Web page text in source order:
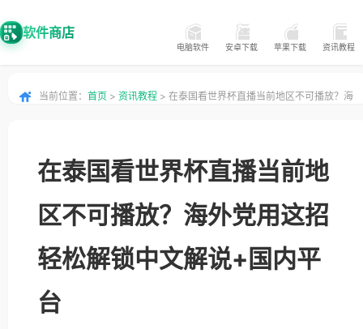
软件商店
电脑软件 安卓下载 苹果下载 资讯教程
当前位置： 首页 > 资讯教程 > 在泰国看世界杯直播当前地区不可播放？海
在泰国看世界杯直播当前地
区不可播放？海外党用这招
轻松解锁中文解说+国内平
台